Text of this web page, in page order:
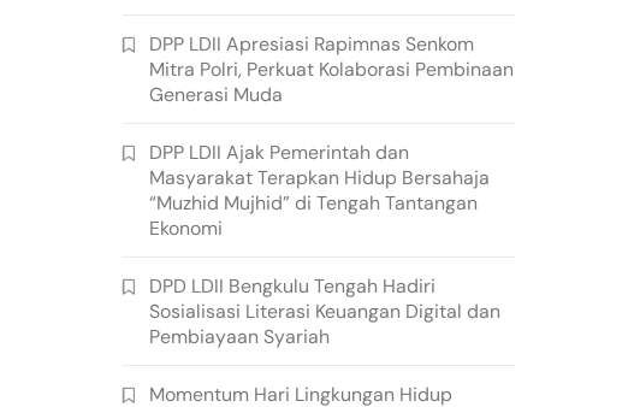
DPP LDII Apresiasi Rapimnas Senkom
Mitra Polri, Perkuat Kolaborasi Pembinaan
Generasi Muda
DPP LDII Ajak Pemerintah dan
Masyarakat Terapkan Hidup Bersahaja
“Muzhid Mujhid” di Tengah Tantangan
Ekonomi
DPD LDII Bengkulu Tengah Hadiri
Sosialisasi Literasi Keuangan Digital dan
Pembiayaan Syariah
Momentum Hari Lingkungan Hidup